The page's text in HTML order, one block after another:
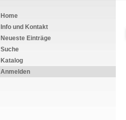
Home
Info und Kontakt
Neueste Einträge
Suche
Katalog
Anmelden